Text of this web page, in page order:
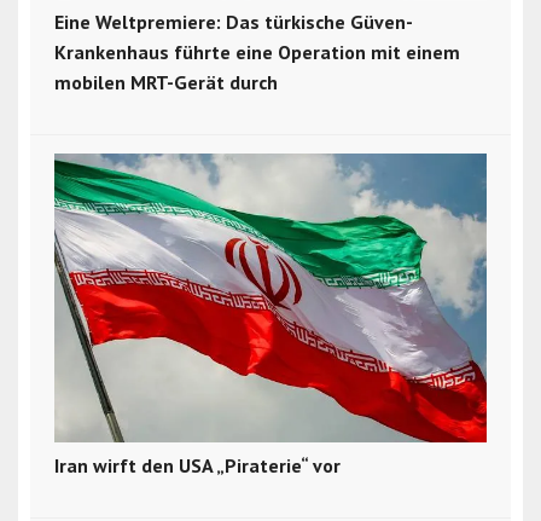
Eine Weltpremiere: Das türkische Güven-
Krankenhaus führte eine Operation mit einem
mobilen MRT-Gerät durch
Iran wirft den USA „Piraterie“ vor